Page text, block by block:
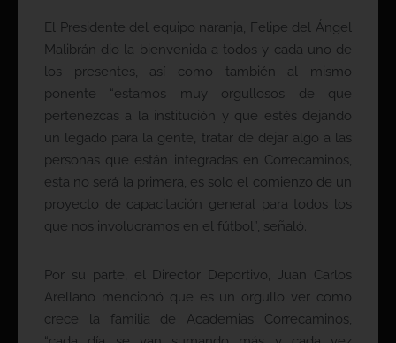
El Presidente del equipo naranja, Felipe del Ángel
Malibrán dio la bienvenida a todos y cada uno de
los presentes, así como también al mismo
ponente “estamos muy orgullosos de que
pertenezcas a la institución y que estés dejando
un legado para la gente, tratar de dejar algo a las
personas que están integradas en Correcaminos,
esta no será la primera, es solo el comienzo de un
proyecto de capacitación general para todos los
que nos involucramos en el fútbol”, señaló.
Por su parte, el Director Deportivo, Juan Carlos
Arellano mencionó que es un orgullo ver como
crece la familia de Academias Correcaminos,